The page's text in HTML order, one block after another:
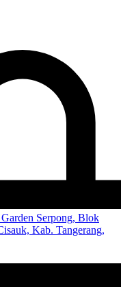
Serpong, Blok
Kab. Tangerang,